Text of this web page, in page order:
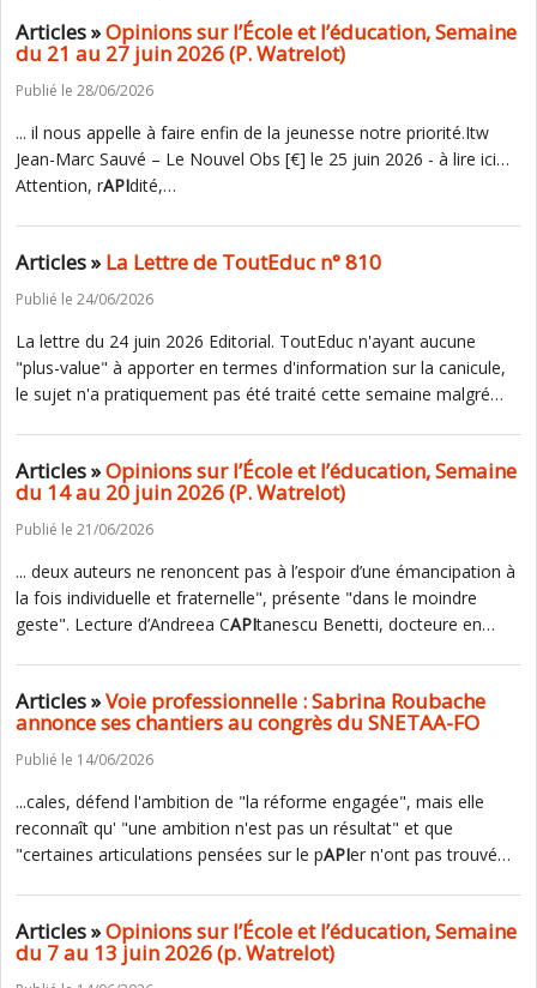
Articles »Opinions sur l’École et l’éducation, Semaine
du 21 au 27 juin 2026 (P. Watrelot)
Publié le 28/06/2026
... il nous appelle à faire enfin de la jeunesse notre priorité.Itw
Jean-Marc Sauvé – Le Nouvel Obs [€] le 25 juin 2026 - à lire ici…
Attention, rAPIdité,…
Articles »La Lettre de ToutEduc n° 810
Publié le 24/06/2026
La lettre du 24 juin 2026 Editorial. ToutEduc n'ayant aucune
"plus-value" à apporter en termes d'information sur la canicule,
le sujet n'a pratiquement pas été traité cette semaine malgré…
Articles »Opinions sur l’École et l’éducation, Semaine
du 14 au 20 juin 2026 (P. Watrelot)
Publié le 21/06/2026
... deux auteurs ne renoncent pas à l’espoir d’une émancipation à
la fois individuelle et fraternelle", présente "dans le moindre
geste". Lecture d’Andreea CAPItanescu Benetti, docteure en…
Articles »Voie professionnelle : Sabrina Roubache
annonce ses chantiers au congrès du SNETAA-FO
Publié le 14/06/2026
...cales, défend l'ambition de "la réforme engagée", mais elle
reconnaît qu' "une ambition n'est pas un résultat" et que
"certaines articulations pensées sur le pAPIer n'ont pas trouvé…
Articles »Opinions sur l’École et l’éducation, Semaine
du 7 au 13 juin 2026 (p. Watrelot)